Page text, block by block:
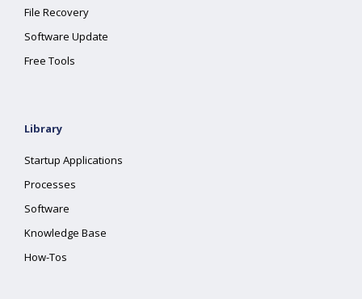
File Recovery
Software Update
Free Tools
Library
Startup Applications
Processes
Software
Knowledge Base
How-Tos